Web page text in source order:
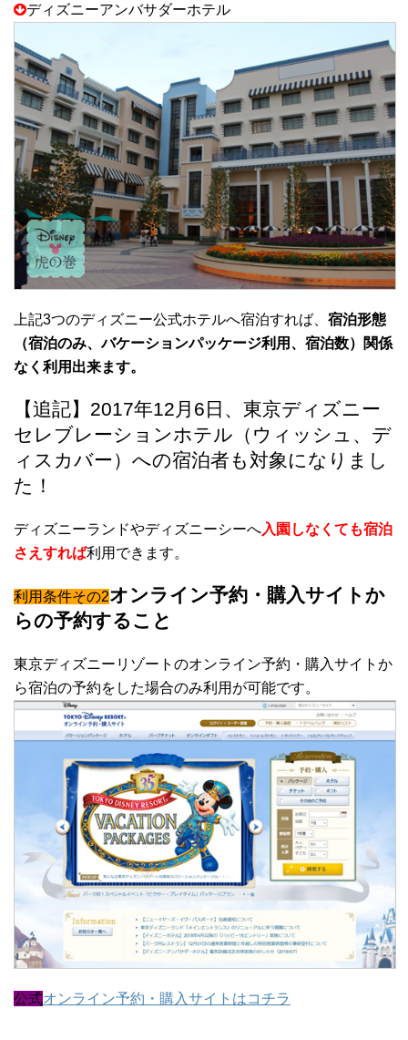
ディズニーアンバサダーホテル
上記3つのディズニー公式ホテルへ宿泊すれば、 宿泊形態
（宿泊のみ、バケーションパッケージ利用、宿泊数）関係
なく利用出来ます。
【追記】2017年12月6日、東京ディズニー
セレブレーションホテル（ウィッシュ、デ
ィスカバー）への宿泊者も対象になりまし
た！
ディズニーランドやディズニーシーへ入園しなくても宿泊
さえすれば利用できます。
利用条件その2オンライン予約・購入サイトか
らの予約すること
東京ディズニーリゾートのオンライン予約・購入サイトか
ら宿泊の予約をした場合のみ利用が可能です。
公式オンライン予約・購入サイトはコチラ